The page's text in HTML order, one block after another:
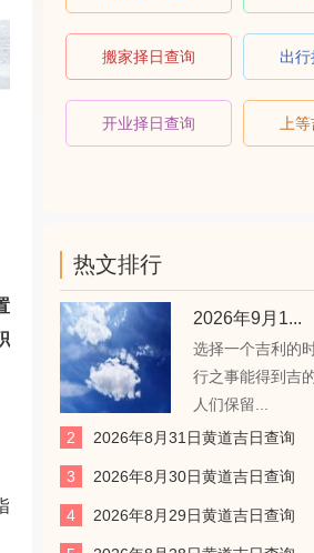
搬家择日查询 出
开业择日查询 上
热文排行
2026年9月1...
选择一个吉利的
行之事能得到吉
人们保留...
2
2026年8月31日黄道吉日查询
3 2026年8月30日黄道吉日查询
4 2026年8月29日黄道吉日查询